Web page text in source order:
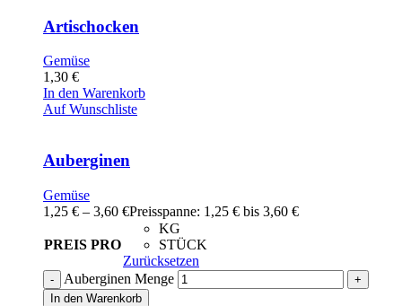
Artischocken
Gemüse
1,30 €
In den Warenkorb
Auf Wunschliste
Auberginen
Gemüse
1,25 € – 3,60 €Preisspanne: 1,25 € bis 3,60 €
PREIS PRO
KG
STÜCK
Zurücksetzen
Auberginen Menge
In den Warenkorb